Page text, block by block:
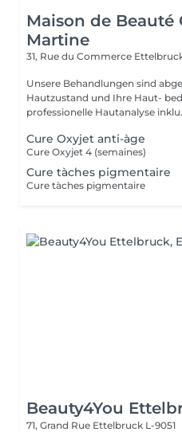
Maison de Beauté
Martine
31, Rue du Commerce
Unsere Behandlungen sind
Hautzustand und Ihre Haut-
professionelle Hautanalyse
Cure Oxyjet anti-àge
Cure Oxyjet 4 (semaines)
Cure tàches pigmentaire
Cure tàches pigmentaire
Beauty4You
71, Grand Rue Ettelbruck L-9051